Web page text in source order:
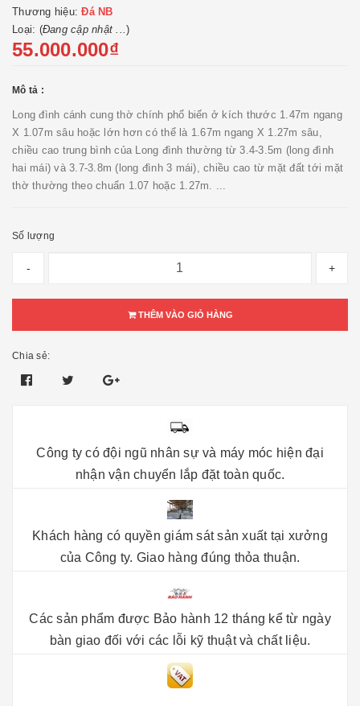
Thương hiệu:Đá NB
Loại: (Đang cập nhật ...)
55.000.000₫
Mô tả :
Long đình cánh cung thờ chính phổ biến ở kích thước 1.47m ngang
X 1.07m sâu hoặc lớn hơn có thể là 1.67m ngang X 1.27m sâu,
chiều cao trung bình của Long đình thường từ 3.4-3.5m (long đình
hai mái) và 3.7-3.8m (long đình 3 mái), chiều cao từ mặt đất tới mặt
thờ thường theo chuẩn 1.07 hoặc 1.27m. ...
Số lượng
- +
THÊM VÀO GIỎ HÀNG
Chia sẻ:
Công ty có đội ngũ nhân sự và máy móc hiện đại
nhận vận chuyển lắp đặt toàn quốc.
Khách hàng có quyền giám sát sản xuất tại xưởng
của Công ty. Giao hàng đúng thỏa thuận.
Các sản phẩm được Bảo hành 12 tháng kể từ ngày
bàn giao đối với các lỗi kỹ thuật và chất liệu.